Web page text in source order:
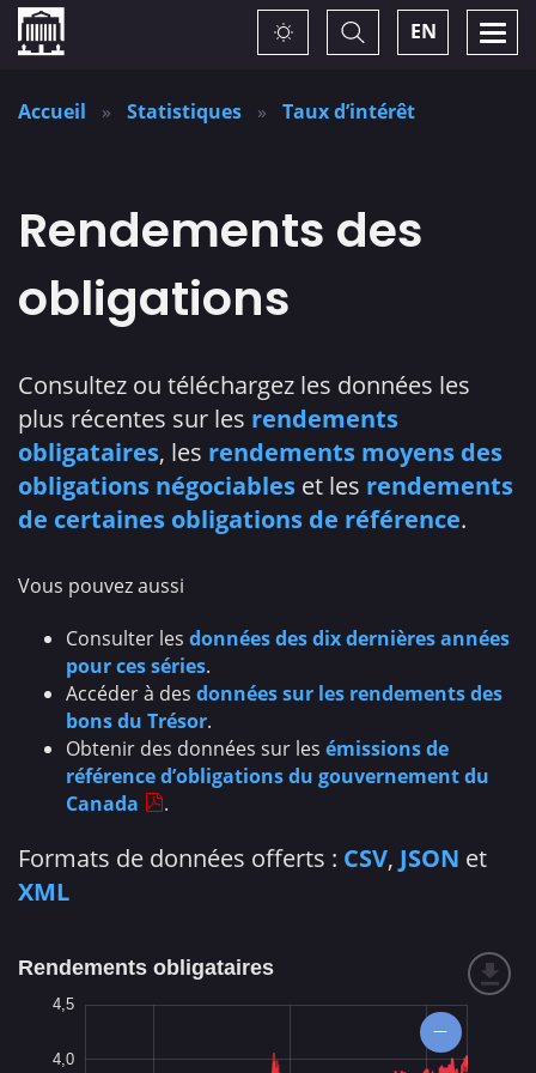
Accueil EN
Basculer
la
Changez
thème
Accueil Statistiques Taux d’intérêt
Rendements des
obligations
Consultez ou téléchargez les données les
plus récentes sur les rendements
obligataires, les rendements moyens des
obligations négociables et les rendements
de certaines obligations de référence.
Vous pouvez aussi
Consulter les données des dix dernières années
pour ces séries.
Accéder à des données sur les rendements des
bons du Trésor.
Obtenir des données sur les émissions de
référence d’obligations du gouvernement du
Canada
.
Formats de données offerts : CSV, JSON et
XML
Rendements obligataires
4,5
4,0